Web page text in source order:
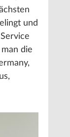
und
die